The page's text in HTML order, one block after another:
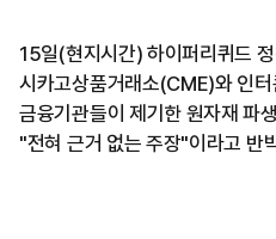
15일(현지시간) 하이퍼리퀴드
시카고상품거래소(CME)와 인
금융기관들이 제기한 원자재 파
"전혀 근거 없는 주장"이라고 반